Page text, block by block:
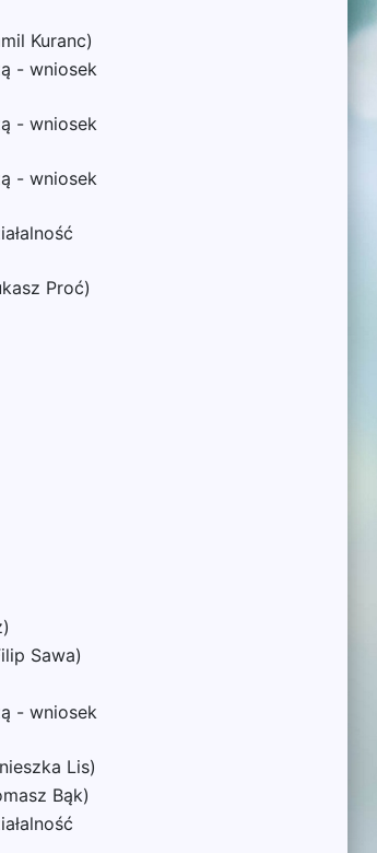
Kuranc)
- wniosek
- wniosek
- wniosek
Proć)
Sawa)
- wniosek
Lis)
Bąk)